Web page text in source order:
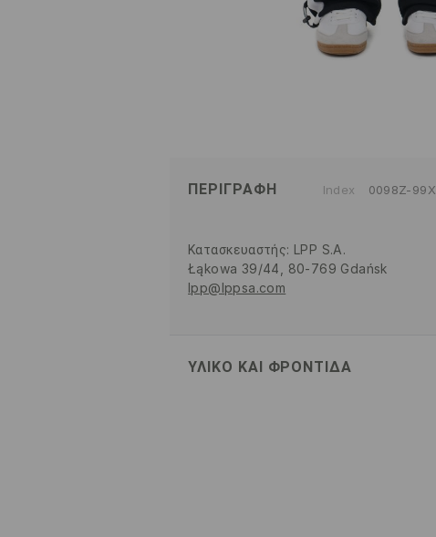
ΠΕΡΙΓΡΑΦΉ Index 0098Z-99X
Κατασκευαστής: LPP S.A.
Łąkowa 39/44, 80-769 Gdańsk
lpp@lppsa.com
ΥΛΙΚΌ ΚΑΙ ΦΡΟΝΤΊΔΑ